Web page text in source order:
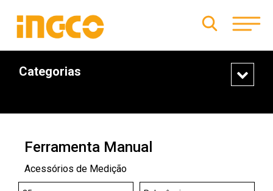
Categorias
Ferramenta Manual
Acessórios de Medição